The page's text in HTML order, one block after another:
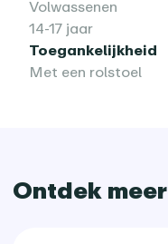
Volwassenen
14-17 jaar
Toegankelijkheid
Met een rolstoel
Ontdek meer